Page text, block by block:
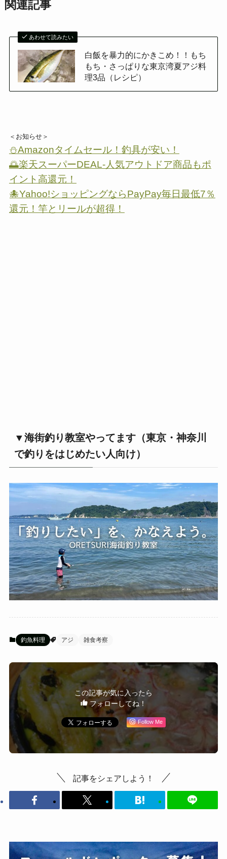
関連記事
あわせて読みたい
白飯を暴力的にかきこめ！！もち
もち・さっぱりな東京湾夏アジ料
理3品（レシピ）
＜お知らせ＞
⛄Amazonタイムセール！釣具が安い！
🌅楽天スーパーDEAL-人気アウトドア商品もポ
イント高還元！
🐙Yahoo!ショッピングならPayPay毎日最低7％
還元！竿とリールが超得！
▼海街釣り教室やってます（東京・神奈川
で釣りをはじめたい人向け）
釣魚料理 アジ 雑食考察
この記事が気に入ったら
フォローしてね！
Follow Me
記事をシェアしよう！